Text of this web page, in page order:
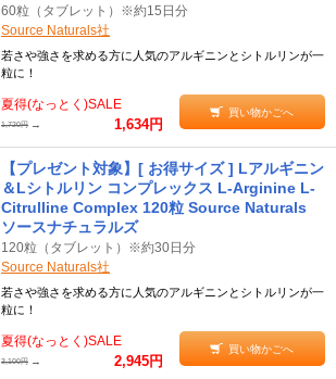
60粒（タブレット）※約15日分
Source Naturals社
若さや強さを求める方に人気のアルギニンとシトルリンが一
粒に！
夏得(なっとく)SALE
1,720円 → 1,634円
買い物かごへ
【プレゼント対象】[ お得サイズ ] Lアルギニン
＆Lシトルリン コンプレックス L-Arginine L-
Citrulline Complex 120粒 Source Naturals
ソースナチュラルズ
120粒（タブレット）※約30日分
Source Naturals社
若さや強さを求める方に人気のアルギニンとシトルリンが一
粒に！
夏得(なっとく)SALE
3,100円 → 2,945円
買い物かごへ